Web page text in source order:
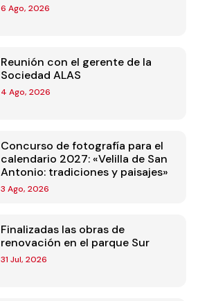
6 Ago, 2026
Reunión con el gerente de la
Sociedad ALAS
4 Ago, 2026
Concurso de fotografía para el
calendario 2027: «Velilla de San
Antonio: tradiciones y paisajes»
3 Ago, 2026
Finalizadas las obras de
renovación en el parque Sur
31 Jul, 2026